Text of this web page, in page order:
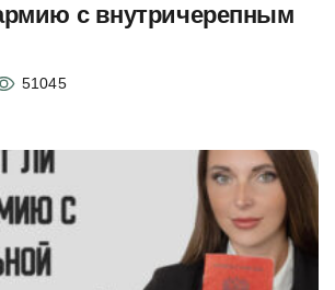
с внутричерепным
51045